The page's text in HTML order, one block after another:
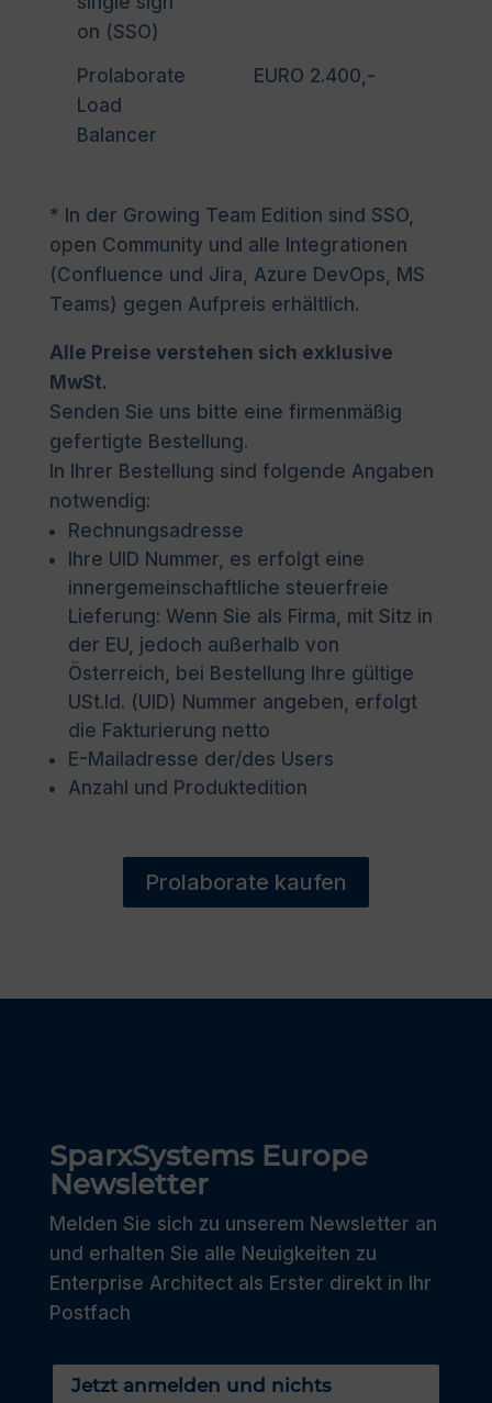
on (SSO)
Prolaborate
Load
Balancer
EURO 2.400,-
* In der Growing Team Edition sind SSO,
open Community und alle Integrationen
(Confluence und Jira, Azure DevOps, MS
Teams) gegen Aufpreis erhältlich.
Alle Preise verstehen sich exklusive
MwSt.
Senden Sie uns bitte eine firmenmäßig
gefertigte Bestellung.
In Ihrer Bestellung sind folgende Angaben
notwendig:
Rechnungsadresse
Ihre UID Nummer, es erfolgt eine
innergemeinschaftliche steuerfreie
Lieferung: Wenn Sie als Firma, mit Sitz in
der EU, jedoch außerhalb von
Österreich, bei Bestellung Ihre gültige
USt.Id. (UID) Nummer angeben, erfolgt
die Fakturierung netto
E-Mailadresse der/des Users
Anzahl und Produktedition
Prolaborate kaufen
SparxSystems Europe
Newsletter
Melden Sie sich zu unserem Newsletter an
und erhalten Sie alle Neuigkeiten zu
Enterprise Architect als Erster direkt in Ihr
Postfach
Jetzt anmelden und nichts